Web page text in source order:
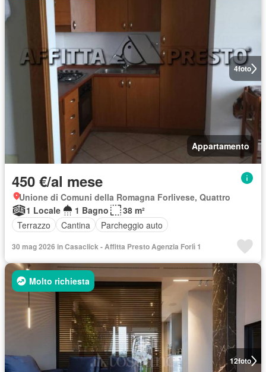
4foto
Appartamento
450 €/al mese
Unione di Comuni della Romagna Forlivese, Quattro
1 Locale
1 Bagno
38 m²
Terrazzo
Cantina Parcheggio auto
30 mag 2026 in Casaclick - Affitta Presto Agenzia Forlì 1
12foto
Molto richiesta